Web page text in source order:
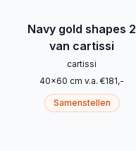
Navy gold shapes 2
van cartissi
cartissi
40x60 cm v.a. €181,-
Samenstellen